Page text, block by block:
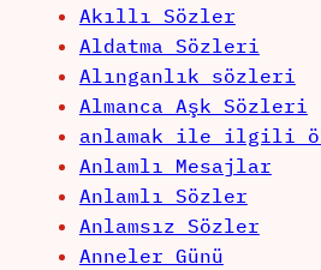
Akıllı Sözler
Aldatma Sözleri
Alınganlık sözleri
Almanca Aşk Sözleri
anlamak ile ilgili
Anlamlı Mesajlar
Anlamlı Sözler
Anlamsız Sözler
Anneler Günü